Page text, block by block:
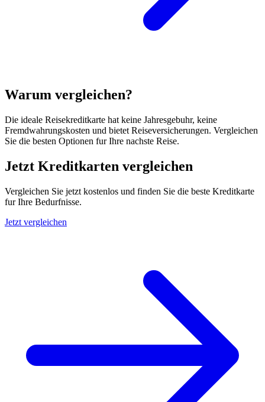
Warum vergleichen?
Die ideale Reisekreditkarte hat keine Jahresgebuhr, keine
Fremdwahrungskosten und bietet Reiseversicherungen. Vergleichen
Sie die besten Optionen fur Ihre nachste Reise.
Jetzt Kreditkarten vergleichen
Vergleichen Sie jetzt kostenlos und finden Sie die beste Kreditkarte
fur Ihre Bedurfnisse.
Jetzt vergleichen